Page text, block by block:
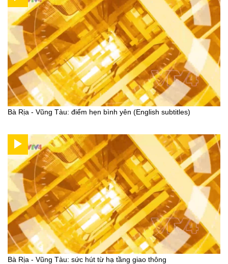
Bà Rịa - Vũng Tàu: điểm hẹn bình yên (English subtitles)
Bà Rịa - Vũng Tàu: sức hút từ hạ tầng giao thông